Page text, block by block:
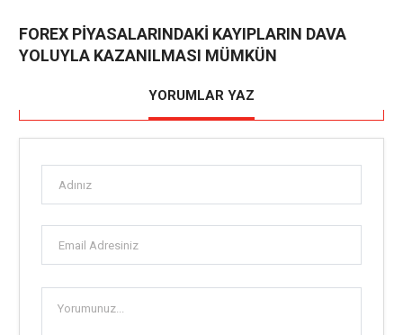
FOREX PİYASALARINDAKİ KAYIPLARIN DAVA
YOLUYLA KAZANILMASI MÜMKÜN
YORUMLAR YAZ